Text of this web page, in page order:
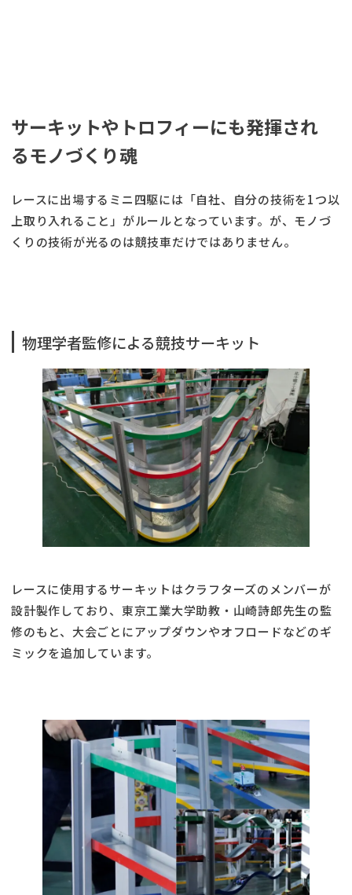
サーキットやトロフィーにも発揮され
るモノづくり魂
レースに出場するミニ四駆には「自社、自分の技術を1つ以
上取り入れること」がルールとなっています。が、モノづ
くりの技術が光るのは競技車だけではありません。
物理学者監修による競技サーキット
レースに使用するサーキットはクラフターズのメンバーが
設計製作しており、東京工業大学助教・山崎詩郎先生の監
修のもと、大会ごとにアップダウンやオフロードなどのギ
ミックを追加しています。